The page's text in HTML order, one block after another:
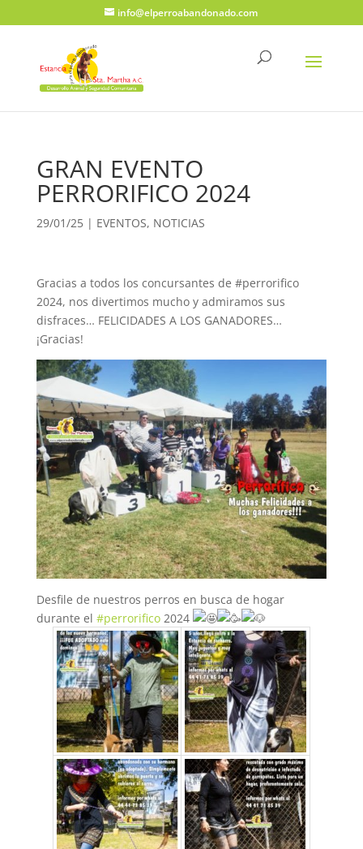
info@elperroabandonado.com
GRAN EVENTO
PERRORIFICO 2024
29/01/25| EVENTOS, NOTICIAS
Gracias a todos los concursantes de #perrorifico
2024, nos divertimos mucho y admiramos sus
disfraces… FELICIDADES A LOS GANADORES…
¡Gracias!
Desfile de nuestros perros en busca de hogar
durante el #perrorifico2024